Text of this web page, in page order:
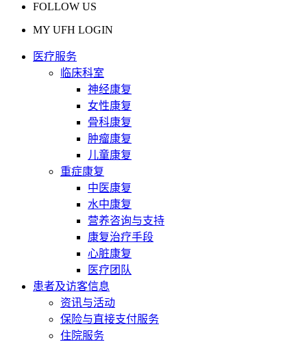
FOLLOW US
MY UFH LOGIN
医疗服务
临床科室
神经康复
女性康复
骨科康复
肿瘤康复
儿童康复
重症康复
中医康复
水中康复
营养咨询与支持
康复治疗手段
心脏康复
医疗团队
患者及访客信息
资讯与活动
保险与直接支付服务
住院服务